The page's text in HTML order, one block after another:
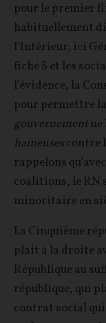
pour le premier
habituellement
l’Intérieur, ici
fiché S et les
l’évidence, la
pour permettre
gouvernement ne
haineusescontre
rappelons
coalitions, le RN
minoritaire en
La Cinquième
plait à la droite
République au
république, qui
contrat social qui